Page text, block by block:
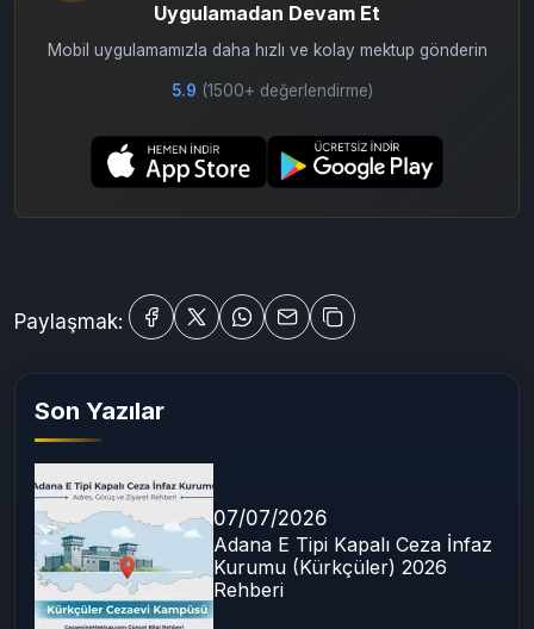
Uygulamadan Devam Et
Mobil uygulamamızla daha hızlı ve kolay mektup gönderin
5.9 (1500+ değerlendirme)
Paylaşmak:
Son Yazılar
07/07/2026
Adana E Tipi Kapalı Ceza İnfaz
Kurumu (Kürkçüler) 2026
Rehberi